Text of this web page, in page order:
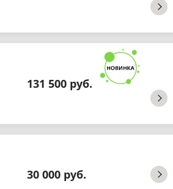
131 500 руб.
30 000 руб.